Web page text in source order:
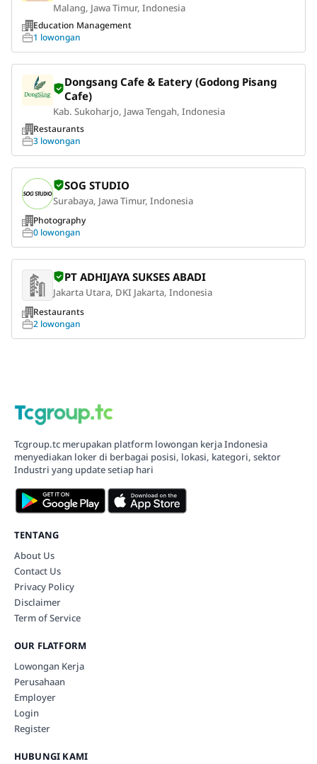
Malang, Jawa Timur, Indonesia
Education Management
1 lowongan
Dongsang Cafe & Eatery (Godong Pisang
Cafe)
Kab. Sukoharjo, Jawa Tengah, Indonesia
Restaurants
3 lowongan
SOG STUDIO
Surabaya, Jawa Timur, Indonesia
Photography
0 lowongan
PT ADHIJAYA SUKSES ABADI
Jakarta Utara, DKI Jakarta, Indonesia
Restaurants
2 lowongan
Tcgroup.tc merupakan platform lowongan kerja Indonesia
menyediakan loker di berbagai posisi, lokasi, kategori, sektor
Industri yang update setiap hari
TENTANG
About Us
Contact Us
Privacy Policy
Disclaimer
Term of Service
OUR FLATFORM
Lowongan Kerja
Perusahaan
Employer
Login
Register
HUBUNGI KAMI